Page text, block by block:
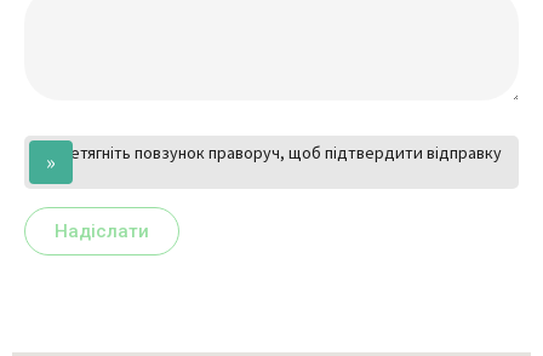
Перетягніть повзунок праворуч, щоб підтвердити відправку
»
Надіслати